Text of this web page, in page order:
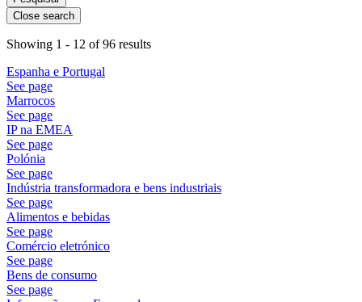
Close search
Showing 1 - 12 of 96 results
Espanha e Portugal
See page
Marrocos
See page
IP na EMEA
See page
Polónia
See page
Indústria transformadora e bens industriais
See page
Alimentos e bebidas
See page
Comércio eletrónico
See page
Bens de consumo
See page